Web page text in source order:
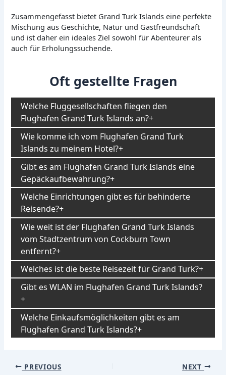
Zusammengefasst bietet Grand Turk Islands eine perfekte
Mischung aus Geschichte, Natur und Gastfreundschaft
und ist daher ein ideales Ziel sowohl für Abenteurer als
auch für Erholungssuchende.
Oft gestellte Fragen
Welche Fluggesellschaften fliegen den
Flughafen Grand Turk Islands an?
Wie komme ich vom Flughafen Grand Turk
Islands zu meinem Hotel?
Gibt es am Flughafen Grand Turk Islands eine
Gepäckaufbewahrung?
Welche Einrichtungen gibt es für behinderte
Reisende?
Wie weit ist der Flughafen Grand Turk Islands
vom Stadtzentrum von Cockburn Town
entfernt?
Welches ist die beste Reisezeit für Grand Turk?
Gibt es WLAN im Flughafen Grand Turk Islands?
Welche Einkaufsmöglichkeiten gibt es am
Flughafen Grand Turk Islands?
Post
PREVIOUS NEXT